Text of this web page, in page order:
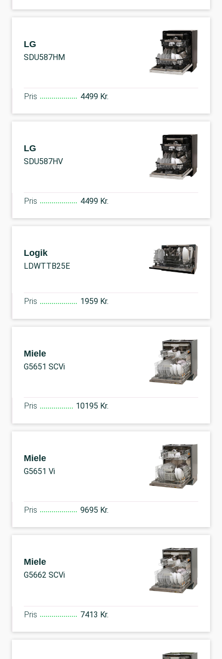
LG
SDU587HM
Pris 4499 Kr.
LG
SDU587HV
Pris 4499 Kr.
Logik
LDWTTB25E
Pris 1959 Kr.
Miele
G5651 SCVi
Pris 10195 Kr.
Miele
G5651 Vi
Pris 9695 Kr.
Miele
G5662 SCVi
Pris 7413 Kr.